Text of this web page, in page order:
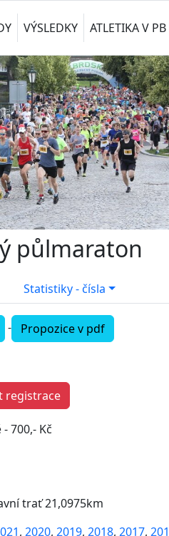
VÝSLEDKY ATLETIKA V PB
půlmaraton
Statistiky - čísla
- Propozice v pdf
registrace
700,- Kč
trať 21,0975km
, 2020, 2019, 2018, 2017,